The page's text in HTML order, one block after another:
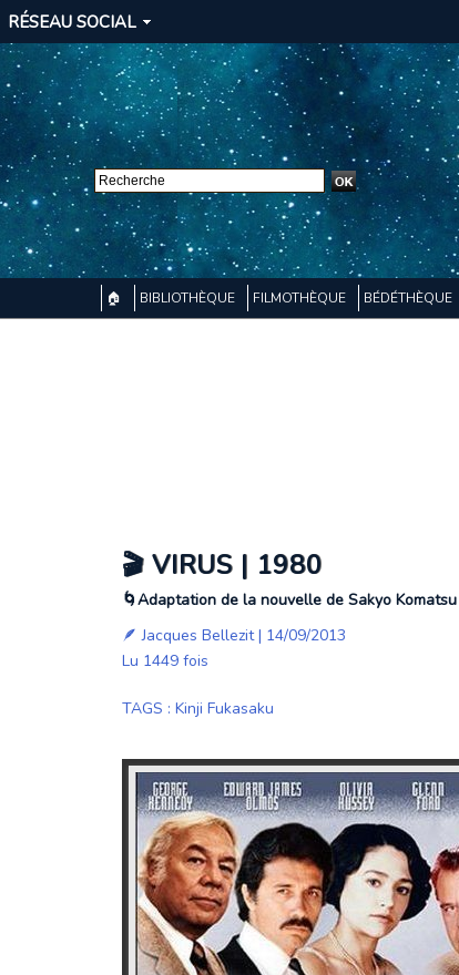
RÉSEAU SOCIAL
🏠 BIBLIOTHÈQUE FILMOTHÈQUE BÉDÉTHÈQUE
🎬 VIRUS | 1980
🌀Adaptation de la nouvelle de Sakyo Komatsu
🪶Jacques Bellezit| 14/09/2013
Lu 1449 fois
TAGS : Kinji Fukasaku